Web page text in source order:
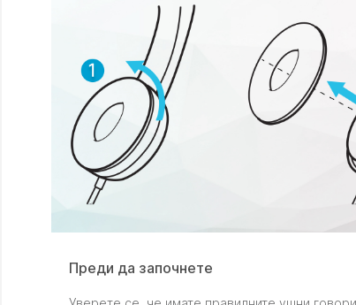
Преди да започнете